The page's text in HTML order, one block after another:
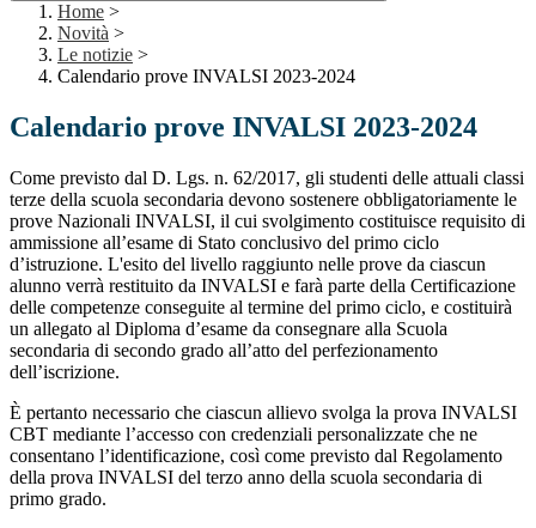
Home >
Novità >
Le notizie >
Calendario prove INVALSI 2023-2024
Calendario prove INVALSI 2023-2024
Come previsto dal D. Lgs. n. 62/2017, gli studenti delle attuali classi
terze della scuola secondaria devono sostenere obbligatoriamente le
prove Nazionali INVALSI, il cui svolgimento costituisce requisito di
ammissione all’esame di Stato conclusivo del primo ciclo
d’istruzione. L'esito del livello raggiunto nelle prove da ciascun
alunno verrà restituito da INVALSI e farà parte della Certificazione
delle competenze conseguite al termine del primo ciclo, e costituirà
un allegato al Diploma d’esame da consegnare alla Scuola
secondaria di secondo grado all’atto del perfezionamento
dell’iscrizione.
È pertanto necessario che ciascun allievo svolga la prova INVALSI
CBT mediante l’accesso con credenziali personalizzate che ne
consentano l’identificazione, così come previsto dal Regolamento
della prova INVALSI del terzo anno della scuola secondaria di
primo grado.